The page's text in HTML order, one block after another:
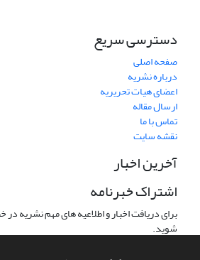
دسترسی سریع
صفحه اصلی
درباره نشریه
اعضای هیات تحریریه
ارسال مقاله
تماس با ما
نقشه سایت
آخرین اخبار
اشتراک خبرنامه
برای دریافت اخبار و اطلاعیه های مهم نشریه
شوید.